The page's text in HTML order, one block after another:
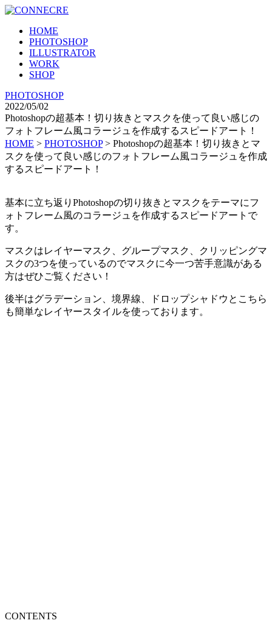
HOME
PHOTOSHOP
ILLUSTRATOR
WORK
SHOP
PHOTOSHOP
2022/05/02
Photoshopの超基本！切り抜きとマスクを使って良い感じの
フォトフレーム風コラージュを作成するスピードアート！
HOME > PHOTOSHOP> Photoshopの超基本！切り抜きとマ
スクを使って良い感じのフォトフレーム風コラージュを作成
するスピードアート！
基本に立ち返りPhotoshopの切り抜きとマスクをテーマにフ
ォトフレーム風のコラージュを作成するスピードアートで
す。
マスクはレイヤーマスク、グループマスク、クリッピングマ
スクの3つを使っているのでマスクに今一つ苦手意識がある
方はぜひご覧ください！
後半はグラデーション、境界線、ドロップシャドウとこちら
も簡単なレイヤースタイルを使っております。
CONTENTS